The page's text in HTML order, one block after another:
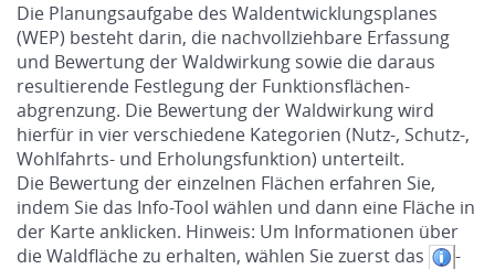
Die Planungsaufgabe des Waldentwicklungsplanes
(WEP) besteht darin, die nachvollziehbare Erfassung
und Bewertung der Waldwirkung sowie die daraus
resultierende Festlegung der Funktionsflächen-
abgrenzung. Die Bewertung der Waldwirkung wird
hierfür in vier verschiedene Kategorien (Nutz-, Schutz-,
Wohlfahrts- und Erholungsfunktion) unterteilt.
Die Bewertung der einzelnen Flächen erfahren Sie,
indem Sie das Info-Tool wählen und dann eine Fläche in
der Karte anklicken. Hinweis: Um Informationen über
die Waldfläche zu erhalten, wählen Sie zuerst das
-